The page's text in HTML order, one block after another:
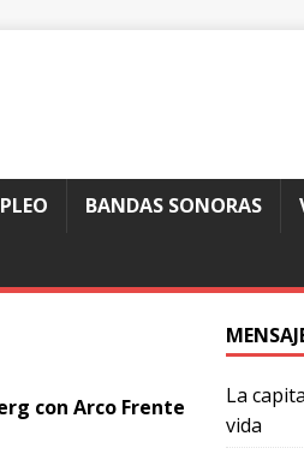
BANDAS SONORAS
con Arco Frente
La
vida